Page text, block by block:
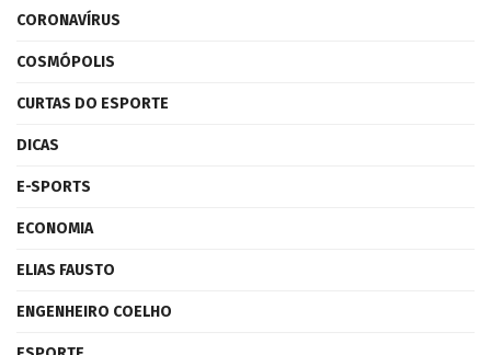
CORONAVÍRUS
COSMÓPOLIS
CURTAS DO ESPORTE
DICAS
E-SPORTS
ECONOMIA
ELIAS FAUSTO
ENGENHEIRO COELHO